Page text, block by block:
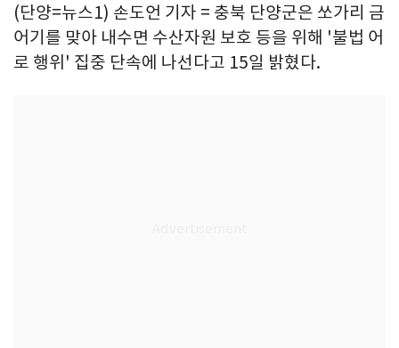
(단양=뉴스1) 손도언 기자 = 충북 단양군은 쏘가리 금
어기를 맞아 내수면 수산자원 보호 등을 위해 '불법 어
로 행위' 집중 단속에 나선다고 15일 밝혔다.